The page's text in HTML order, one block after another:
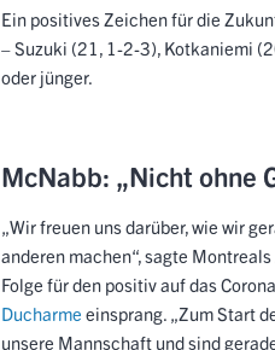
Ein positives Zeichen für die
– Suzuki (21, 1-2-3), Kotkaniemi
oder jünger.
McNabb: „Nicht ohne
„Wir freuen uns darüber, wie wir
anderen machen“, sagte
Folge für den positiv auf das
Ducharme einsprang. „Zum Start
unsere Mannschaft und sind